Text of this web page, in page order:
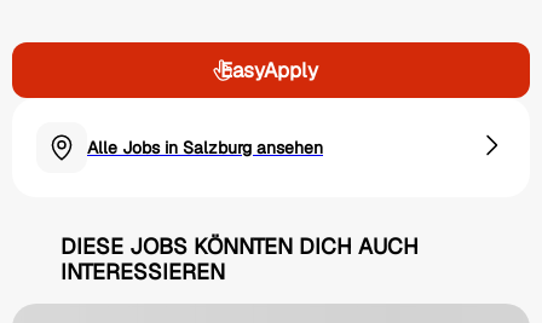
EasyApply
Alle Jobs in Salzburg ansehen
DIESE JOBS KÖNNTEN DICH AUCH
INTERESSIEREN